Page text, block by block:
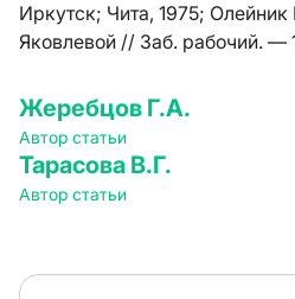
Иркутск; Чита, 1975;
Яковлевой // Заб. рабочий. —
Жеребцов Г.А.
Автор статьи
Тарасова В.Г.
Автор статьи